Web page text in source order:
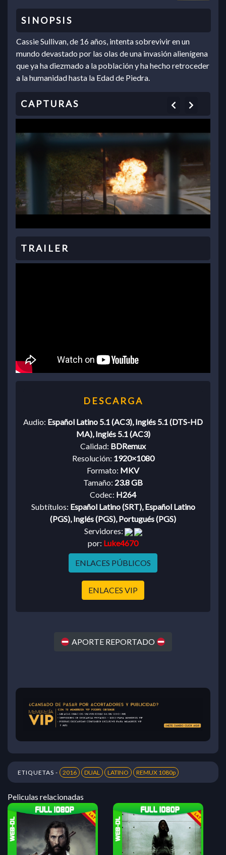
Cassie Sullivan, de 16 años, intenta sobrevivir en un
mundo devastado por las olas de una invasión alienígena
que ya ha diezmado a la población y ha hecho retroceder
a la humanidad hasta la Edad de Piedra.
Previous
Audio: Español Latino 5.1 (AC3), Inglés 5.1 (DTS-HD
MA), Inglés 5.1 (AC3)
Calidad: BDRemux
Resolución: 1920×1080
Formato: MKV
Tamaño: 23.8 GB
Codec: H264
Subtítulos: Español Latino (SRT), Español Latino
(PGS), Inglés (PGS), Portugués (PGS)
Servidores:
por: Luke4670
ENLACES PÚBLICOS
ENLACES VIP
APORTE REPORTADO
ETIQUETAS - 2016 DUAL LATINO REMUX 1080p
Peliculas relacionadas